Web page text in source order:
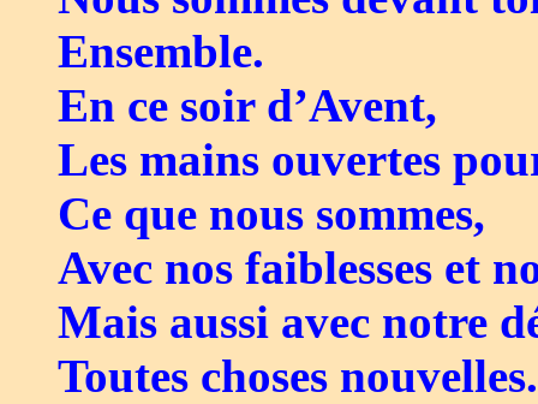
Ensemble.
En ce soir d’Avent,
Les mains ouvertes
Ce que nous sommes,
Avec nos faiblesses et
Mais aussi avec notre
Toutes choses nouvelles.